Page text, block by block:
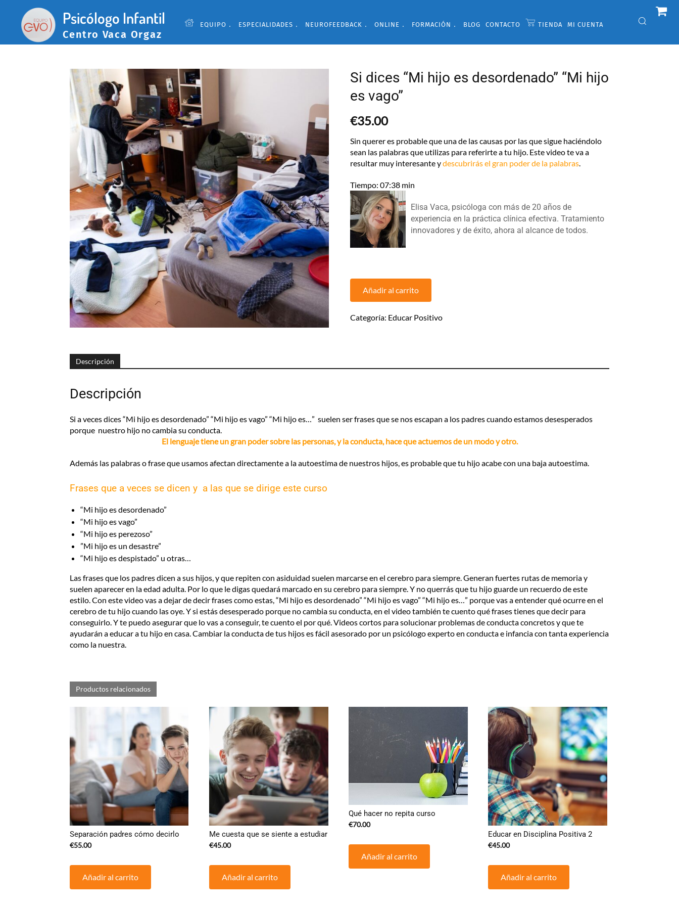
Psicólogo Infantil
Centro Vaca Orgaz
EQUIPO ESPECIALIDADES NEUROFEEDBACK ONLINE FORMACIÓN BLOG CONTACTO TIENDA MI CUENTA
Si dices “Mi hijo es desordenado” “Mi hijo
es vago”
€35.00
Sin querer es probable que una de las causas por las que sigue haciéndolo
sean las palabras que utilizas para referirte a tu hijo. Este video te va a
resultar muy interesante ydescubrirás el gran poder de la palabras
Tiempo: 07:38 min
Elisa Vaca, psicóloga con más de 20 años de
experiencia en la práctica clínica efectiva. Tratamiento
innovadores y de éxito, ahora al alcance de todos.
es
Añadir al carrito
Categoría: Educar Positivo
Descripción
Descripción
Si a veces dices “Mi hijo es desordenado” “Mi hijo es vago” “Mi hijo es…” suelen ser frases que se nos escapan a los padres cuando estamos desesperados
porque nuestro hijo no cambia su conducta.
El lenguaje tiene un gran poder sobre las personas, y la conducta, hace que actuemos de un modo y otro.
Además las palabras o frase que usamos afectan directamente a la autoestima de nuestros hijos, es probable que tu hijo acabe con una baja autoestima.
Frases que a veces se dicen y a las que se dirige este curso
“Mi hijo es desordenado”
“Mi hijo es vago”
“Mi hijo es perezoso”
”Mi hijo es un desastre”
“Mi hijo es despistado” u otras…
Las frases que los padres dicen a sus hijos, y que repiten con asiduidad suelen marcarse en el cerebro para siempre. Generan fuertes rutas de memoria y
suelen aparecer en la edad adulta. Por lo que le digas quedará marcado en su cerebro para siempre. Y no querrás que tu hijo guarde un recuerdo de este
estilo. Con este video vas a dejar de decir frases como estas, “Mi hijo es desordenado” “Mi hijo es vago” “Mi hijo es…” porque vas a entender qué ocurre en el
cerebro de tu hijo cuando las oye. Y si estás desesperado porque no cambia su conducta, en el video también te cuento qué frases tienes que decir para
conseguirlo. Y te puedo asegurar que lo vas a conseguir, te cuento el por qué. Videos cortos para solucionar problemas de conducta concretos y que te
ayudarán a educar a tu hijo en casa. Cambiar la conducta de tus hijos es fácil asesorado por un psicólogo experto en conducta e infancia con tanta experiencia
como la nuestra.
Productos relacionados
Separación padres cómo decirlo
€55.00
Añadir al carrito
Me cuesta que se siente a estudiar
€45.00
Añadir al carrito
Qué hacer no repita curso
€70.00
Añadir al carrito
Educar en Disciplina Positiva 2
€45.00
Añadir al carrito